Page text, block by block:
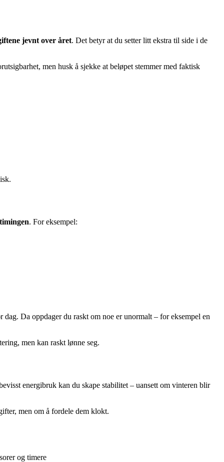
jevnt over året. Det betyr at du setter litt ekstra til side i de
men husk å sjekke at beløpet stemmer med faktisk
timingen. For eksempel:
Da oppdager du raskt om noe er unormalt – for eksempel en
men kan raskt lønne seg.
energibruk kan du skape stabilitet – uansett om vinteren blir
men om å fordele dem klokt.
og timere